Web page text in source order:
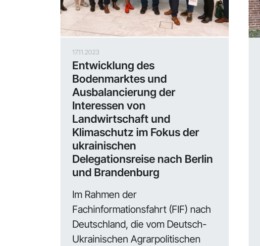
17.11.2023
Entwicklung des
Bodenmarktes und
Ausbalancierung der
Interessen von
Landwirtschaft und
Klimaschutz im Fokus der
ukrainischen
Delegationsreise nach Berlin
und Brandenburg
Im Rahmen der
Fachinformationsfahrt (FIF) nach
Deutschland, die vom Deutsch-
Ukrainischen Agrarpolitischen